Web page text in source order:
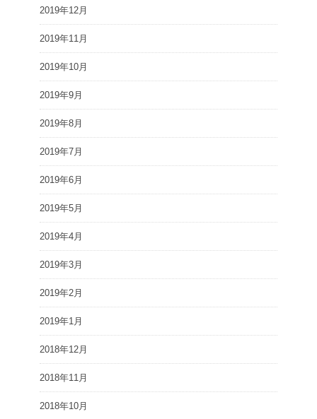
2019年12月
2019年11月
2019年10月
2019年9月
2019年8月
2019年7月
2019年6月
2019年5月
2019年4月
2019年3月
2019年2月
2019年1月
2018年12月
2018年11月
2018年10月